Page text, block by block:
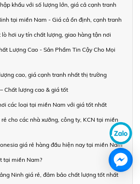
khẩu với số lượng lớn, giá cả cạnh tranh
tại miền Nam - Giá cả ổn định, cạnh tranh
hơi uy tín chất lượng, giao hàng tận nơi
Lượng Cao - Sản Phẩm Tin Cậy Cho Mọi
cao, giá cạnh tranh nhất thị trường
Chất lượng cao & giá tốt
các loại tại miền Nam với giá tốt nhất
cho các nhà xưởng, công ty, KCN tại miền
giá rẻ hàng đầu hiện nay tại miền Nam
tại miền Nam?
Ninh giá rẻ, đảm bảo chất lượng tốt nhất